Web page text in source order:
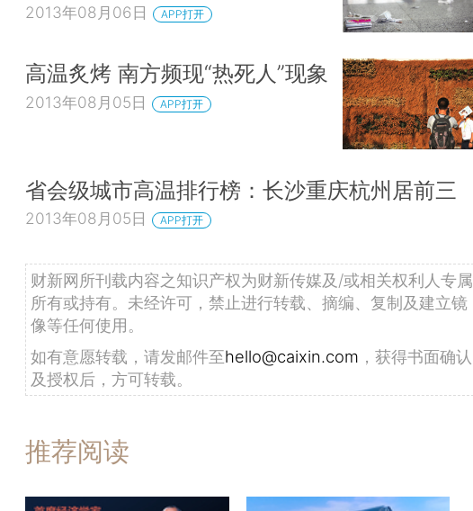
2013年08月06日 APP打开
高温炙烤 南方频现“热死人”现象
2013年08月05日 APP打开
省会级城市高温排行榜：长沙重庆杭州居前三
2013年08月05日 APP打开
财新网所刊载内容之知识产权为财新传媒及/或相关权利人专属
所有或持有。未经许可，禁止进行转载、摘编、复制及建立镜
像等任何使用。
如有意愿转载，请发邮件至hello@caixin.com ，获得书面确认
及授权后，方可转载。
推荐阅读